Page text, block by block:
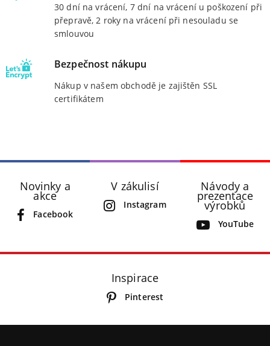
30 dní na vrácení, 7 dní na vrácení u poškození při
přepravě, 2 roky na vrácení při nesouladu se
smlouvou
Bezpečnost nákupu
Nákup v našem obchodě je zajištěn SSL
certifikátem
Novinky a
akce
Facebook
V zákulisí
Instagram
Návody a
prezentace
výrobků
YouTube
Inspirace
Pinterest